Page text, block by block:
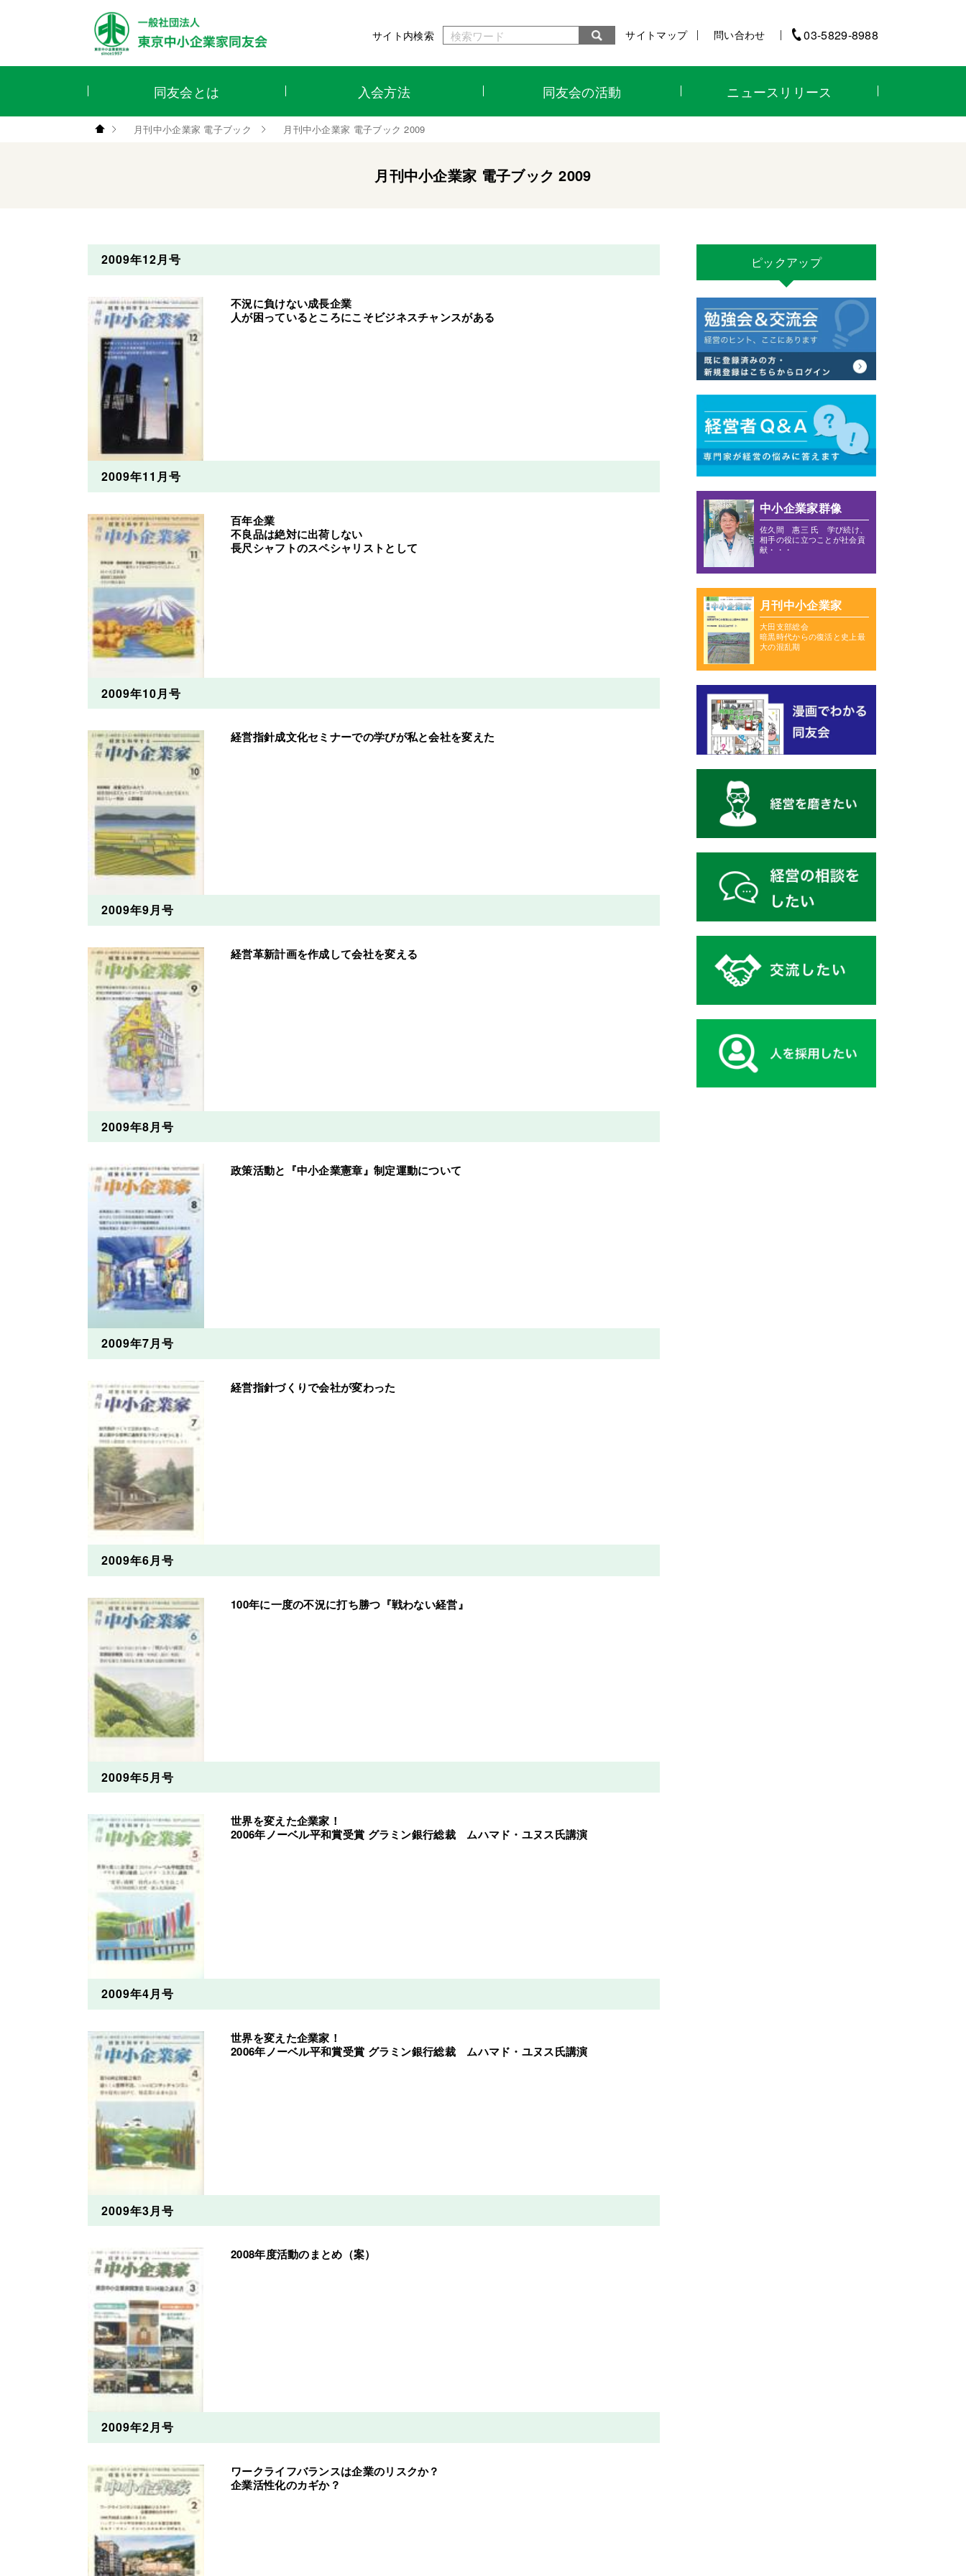
サイト内検索 サイトマップ 問い合わせ 03-5829-8988
同友会とは 入会方法 同友会の活動 ニュースリリース
月刊中小企業家 電子ブック 月刊中小企業家 電子ブック 2009
月刊中小企業家 電子ブック 2009
2009年12月号
不況に負けない成長企業
人が困っているところにこそビジネスチャンスがある
2009年11月号
百年企業
不良品は絶対に出荷しない
長尺シャフトのスペシャリストとして
2009年10月号
経営指針成文化セミナーでの学びが私と会社を変えた
2009年9月号
経営革新計画を作成して会社を変える
2009年8月号
政策活動と『中小企業憲章』制定運動について
2009年7月号
経営指針づくりで会社が変わった
2009年6月号
100年に一度の不況に打ち勝つ『戦わない経営』
2009年5月号
世界を変えた企業家！
2006年ノーベル平和賞受賞 グラミン銀行総裁 ムハマド・ユヌス氏講演
2009年4月号
世界を変えた企業家！
2006年ノーベル平和賞受賞 グラミン銀行総裁 ムハマド・ユヌス氏講演
2009年3月号
2008年度活動のまとめ（案）
2009年2月号
ワークライフバランスは企業のリスクか？
企業活性化のカギか？
ピックアップ
中小企業家群像
佐久間 惠三 氏 学び続け、
相手の役に立つことが社会貢
献・・・
月刊中小企業家
大田支部総会
暗黒時代からの復活と史上最
大の混乱期